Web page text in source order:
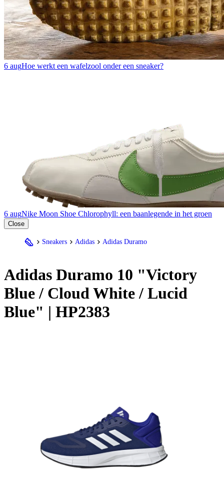
6 augHoe werkt een wafelzool onder een sneaker?
6 augNike Moon Shoe Chlorophyll: een baanlegende in het groen
Close
Sneakers Adidas Adidas Duramo
Adidas Duramo 10 "Victory
Blue / Cloud White / Lucid
Blue" | HP2383